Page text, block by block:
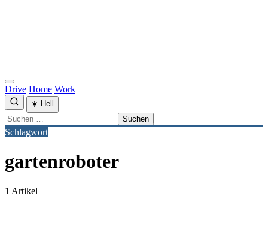
Drive Home Work
☀️ Hell
Suchen
nach:
Schlagwort
gartenroboter
1 Artikel